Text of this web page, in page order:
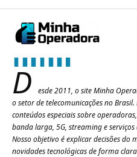
D
esde 2011, o site Minha
o setor de telecomunicações no
conteúdos especiais sobre
banda larga, 5G, streaming e serviços
Nosso objetivo é explicar decisões do
novidades tecnológicas de forma